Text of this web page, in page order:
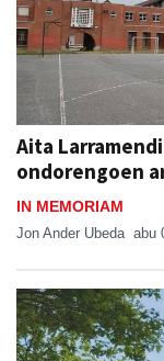
Aita
ondorengoen
IN MEMORIAM
Jon Ander Ubeda abu